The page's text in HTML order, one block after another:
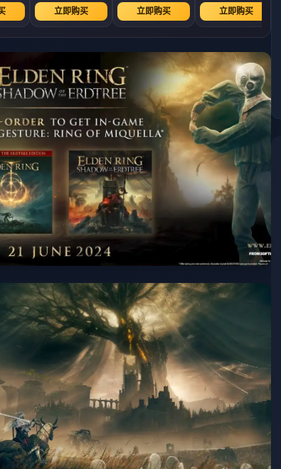
立即购买 立即购买 立即购买